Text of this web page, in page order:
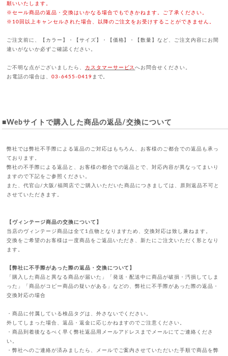
願いいたします。
※セール商品の返品・交換はいかなる場合でもできかねます。ご了承ください。
※10回以上キャンセルされた場合、以降のご注文をお受けすることができません。
ご注文前に、【カラー】・【サイズ】・【価格】・【数量】など、ご注文内容にお間
違いがないか必ずご確認ください。
ご不明な点がございましたら、 カスタマーサービスへお問合せください。
お電話の場合は、03-6455-0419 まで。
■Webサイトで購入した商品の返品/交換について
弊社では弊社不手際による返品のご対応はもちろん、お客様のご都合での返品も承っ
ております。
弊社の不手際による返品と、お客様の都合での返品とで、対応内容が異なってまいり
ますので下記をご参照ください。
また、代官山/大阪/福岡店でご購入いただいた商品につきましては、原則返品不可と
させていただきます。
【ヴィンテージ商品の交換について】
当店のヴィンテージ商品は全て1点物となりますため、交換対応は致し兼ねます。
交換をご希望のお客様は一度商品をご返品いただき、新たにご注文いただく形となり
ます。
【弊社に不手際があった際の返品・交換について】
「購入した商品と異なる商品が届いた」「発送・配送中に商品が破損・汚損してしま
った」「商品がコピー商品の疑いがある」などの、弊社に不手際があった際の返品・
交換対応の場合
・商品に付属している検品タグは、外さないでください。
外してしまった場合、返品・返金に応じかねますのでご注意ください。
・商品到着後なるべく早く弊社返品用メールアドレスまでメールにてご連絡くださ
い。
・弊社へのご連絡が済みましたら、メールでご案内させていただいた手順で商品を弊